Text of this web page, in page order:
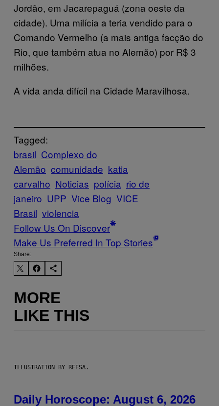
Jordão, em Jacarepaguá (zona oeste da
cidade). Uma milícia a teria vendido para o
Comando Vermelho (a mais antiga facção do
Rio, que também atua no Alemão) por R$ 3
milhões.
A vida anda difícil na Cidade Maravilhosa.
Tagged:
brasil Complexo do
Alemão comunidade katia
carvalho Noticias polícia rio de
janeiro UPP Vice Blog VICE
Brasil violencia
Follow Us On Discover
Make Us Preferred In Top Stories
Share:
MORE
LIKE THIS
ILLUSTRATION BY REESA.
Daily Horoscope: August 6, 2026